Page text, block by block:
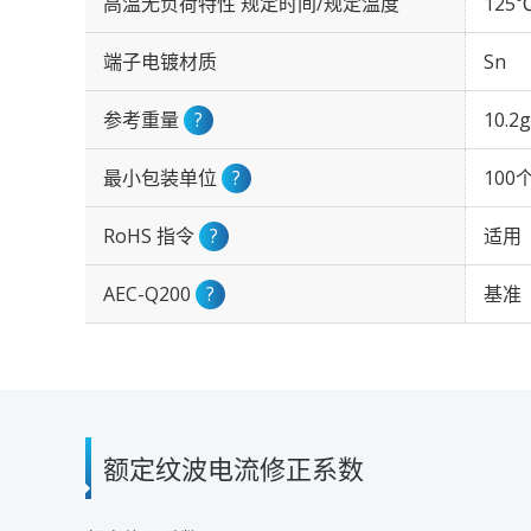
端子电镀材质 Sn
参考重量 ? 10.2g
最小包装单位 ? 100
RoHS 指令 ? 适用
AEC-Q200 ? 基准
额定纹波电流修正系数